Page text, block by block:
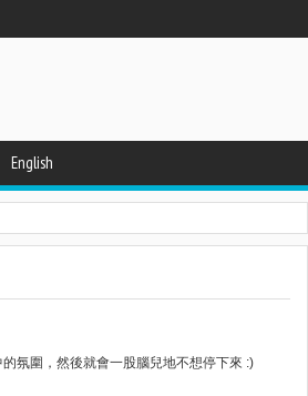
English
氛圍，然後就會一股腦兒地不想停下來 :)